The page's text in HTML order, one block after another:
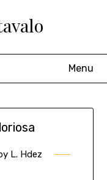
Menu
L. Hdez